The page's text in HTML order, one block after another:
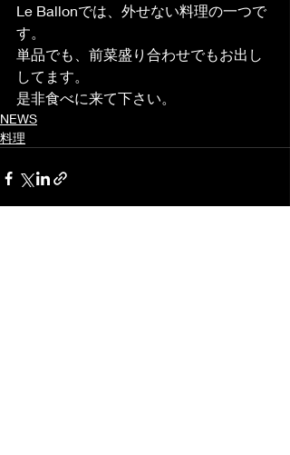
Le Ballonでは、外せない料理の一つで
す。
単品でも、前菜盛り合わせでもお出し
してます。
是非食べに来て下さい。
NEWS
料理